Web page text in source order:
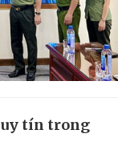
uy tín trong